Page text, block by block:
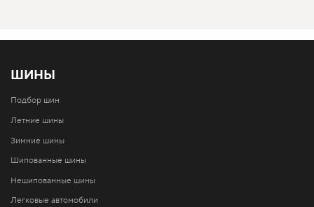
ШИНЫ
Подбор шин
Летние шины
Зимние шины
Шипованные шины
Нешипованные шины
Легковые автомобили